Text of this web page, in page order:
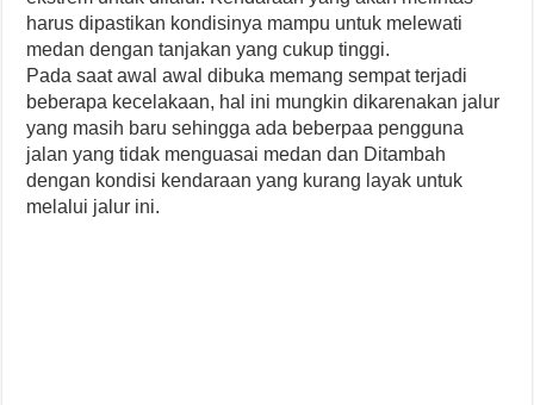
harus dipastikan kondisinya mampu untuk melewati
medan dengan tanjakan yang cukup tinggi.
Pada saat awal awal dibuka memang sempat terjadi
beberapa kecelakaan, hal ini mungkin dikarenakan jalur
yang masih baru sehingga ada beberpaa pengguna
jalan yang tidak menguasai medan dan Ditambah
dengan kondisi kendaraan yang kurang layak untuk
melalui jalur ini.